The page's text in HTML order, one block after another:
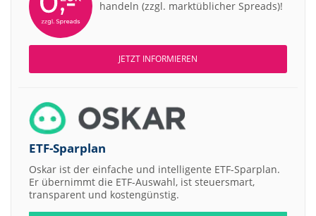
handeln (zzgl. marktüblicher Spreads)!
JETZT INFORMIEREN
ETF-Sparplan
Oskar ist der einfache und intelligente ETF-Sparplan.
Er übernimmt die ETF-Auswahl, ist steuersmart,
transparent und kostengünstig.